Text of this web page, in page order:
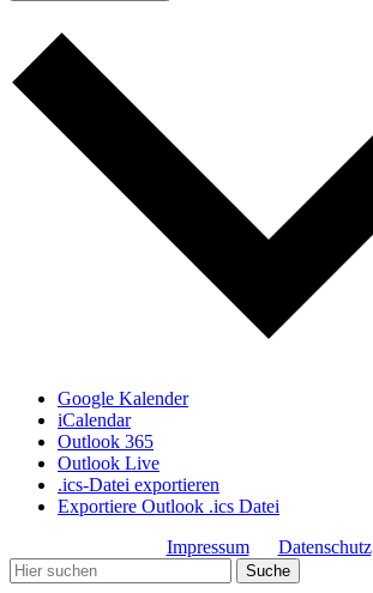
Google Kalender
iCalendar
Outlook 365
Outlook Live
.ics-Datei exportieren
Exportiere Outlook .ics Datei
Impressum
Datenschutz